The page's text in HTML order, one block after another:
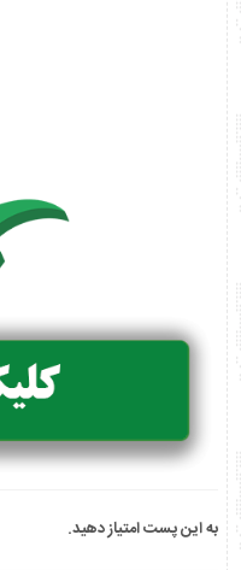
به این پست امتیاز دهید.